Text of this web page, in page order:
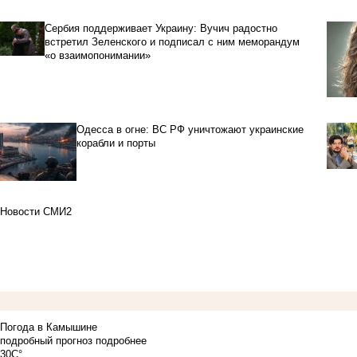
Сербия поддерживает Украину: Вучич радостно
встретил Зеленского и подписал с ним меморандум
«о взаимопонимании»
Одесса в огне: ВС РФ уничтожают украинские
корабли и порты
Новости СМИ2
Погода в Камышине
подробный прогноз подробнее
30C°